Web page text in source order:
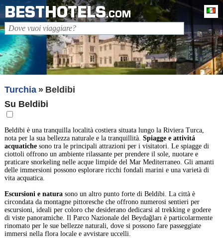
BESTHOTELS.COM
Turchia
Beldibi
Su Beldibi
Beldibi è una tranquilla località costiera situata lungo la Riviera Turca,
nota per la sua bellezza naturale e la tranquillità. Spiagge e attivitá
acquatichesono tra le principali attrazioni per i visitatori. Le spiagge di
ciottoli offrono un ambiente rilassante per prendere il sole, nuotare e
praticare snorkeling nelle acque limpide del Mar Mediterraneo. Gli amanti
delle immersioni possono esplorare ricchi fondali marini e una varietà di
vita acquatica.
Escursioni e naturasono un altro punto forte di Beldibi. La città è
circondata da montagne pittoresche che offrono numerosi sentieri per
escursioni, ideali per coloro che desiderano dedicarsi al trekking e godere
di viste panoramiche. Il Parco Nazionale del Beydağları è particolarmente
rinomato per le sue bellezze naturali, dove si possono fare passeggiate
immersi nella flora locale e avvistare uccelli.